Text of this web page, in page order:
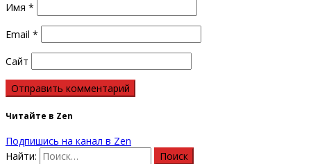
Имя *
Email *
Сайт
Читайте в Zen
Подпишись на канал в Zen
Найти: